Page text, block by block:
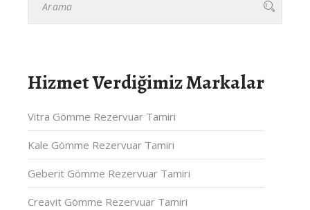
Hizmet Verdiğimiz Markalar
Vitra Gömme Rezervuar Tamiri
Kale Gömme Rezervuar Tamiri
Geberit Gömme Rezervuar Tamiri
Creavit Gömme Rezervuar Tamiri